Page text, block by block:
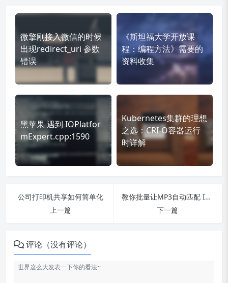
微擎刚接入微信的时候
出现redirect_uri 参数
错误
《斯坦福大学开放课
程：编程方法》需要的
资料收集
黑苹果 遇到 IOPlatfor
mExpert.cpp:1590
Kubernetes集群的理想
之选：CRI-O容器运行
时详解
公司打印机共享如何简单化
上一篇
教你批量让MP3自动匹配 ID3信息
下一篇
评论（没有评论）